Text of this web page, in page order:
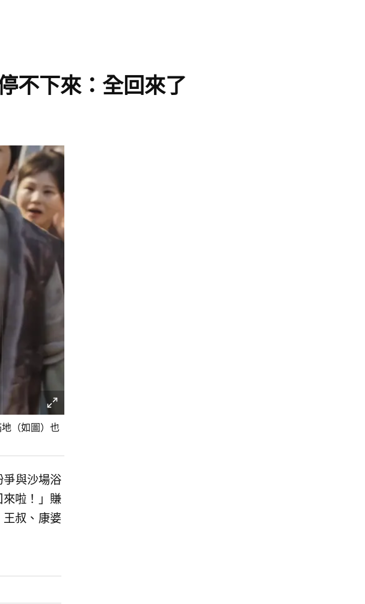
不下來：全回來了
（如圖）也
爭與沙場浴
來啦！」賺
王叔、康婆